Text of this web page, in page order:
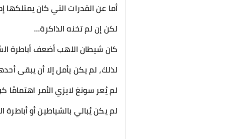
أما عن القدرات التي كان
لكن إن لم تخنه الذاكرة...
كان شيطان اللهب أضعف أباطرة
لذلك، لم يكن يأمل إلا أن يبقى
لم يُعر سونغ لايزي الأمر اهتمامًا
لم يكن يُبالي بالشياطين أو أباطرة